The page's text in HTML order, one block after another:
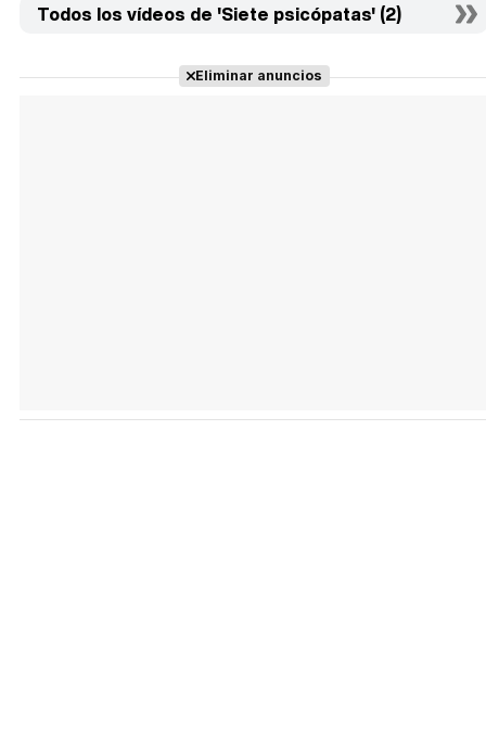
Todos los vídeos de 'Siete psicópatas' (2)
Eliminar anuncios